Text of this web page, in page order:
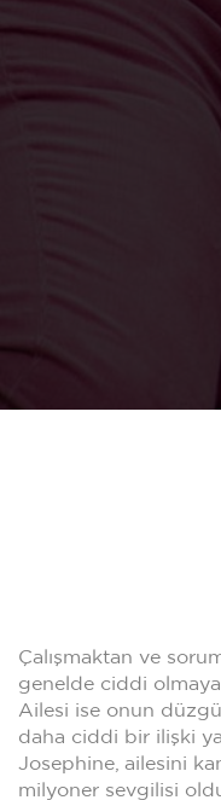
Çalışmaktan ve
genelde ciddi
Ailesi ise onun
daha ciddi bir ilişki
Josephine, ailesini
milyoner sevgilisi